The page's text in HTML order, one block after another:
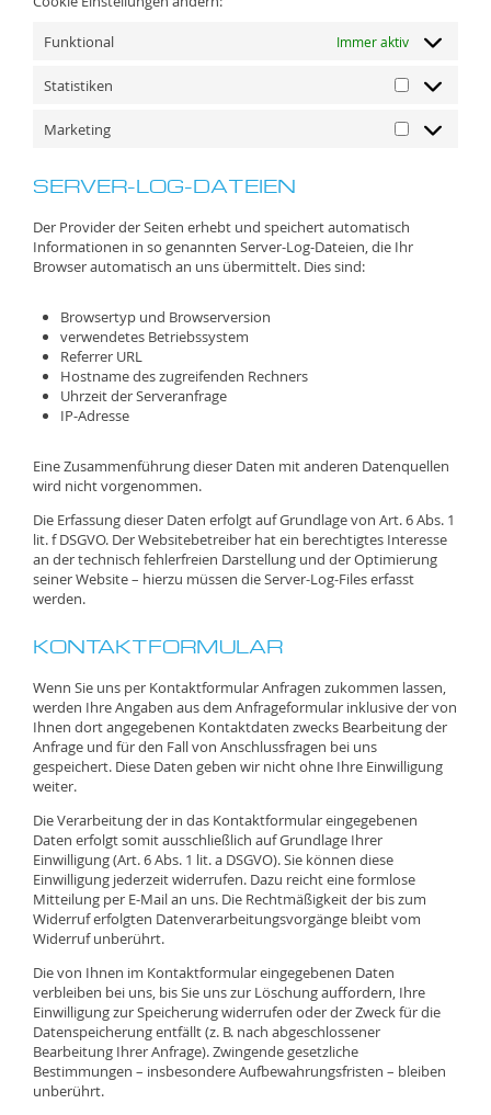
Funktional Immer aktiv
Statistiken
Statistiken
Marketing
Marketing
SERVER-LOG-DATEIEN
Der Provider der Seiten erhebt und speichert automatisch
Informationen in so genannten Server-Log-Dateien, die Ihr
Browser automatisch an uns übermittelt. Dies sind:
Browsertyp und Browserversion
verwendetes Betriebssystem
Referrer URL
Hostname des zugreifenden Rechners
Uhrzeit der Serveranfrage
IP-Adresse
Eine Zusammenführung dieser Daten mit anderen Datenquellen
wird nicht vorgenommen.
Die Erfassung dieser Daten erfolgt auf Grundlage von Art. 6 Abs. 1
lit. f DSGVO. Der Websitebetreiber hat ein berechtigtes Interesse
an der technisch fehlerfreien Darstellung und der Optimierung
seiner Website – hierzu müssen die Server-Log-Files erfasst
werden.
KONTAKTFORMULAR
Wenn Sie uns per Kontaktformular Anfragen zukommen lassen,
werden Ihre Angaben aus dem Anfrageformular inklusive der von
Ihnen dort angegebenen Kontaktdaten zwecks Bearbeitung der
Anfrage und für den Fall von Anschlussfragen bei uns
gespeichert. Diese Daten geben wir nicht ohne Ihre Einwilligung
weiter.
Die Verarbeitung der in das Kontaktformular eingegebenen
Daten erfolgt somit ausschließlich auf Grundlage Ihrer
Einwilligung (Art. 6 Abs. 1 lit. a DSGVO). Sie können diese
Einwilligung jederzeit widerrufen. Dazu reicht eine formlose
Mitteilung per E-Mail an uns. Die Rechtmäßigkeit der bis zum
Widerruf erfolgten Datenverarbeitungsvorgänge bleibt vom
Widerruf unberührt.
Die von Ihnen im Kontaktformular eingegebenen Daten
verbleiben bei uns, bis Sie uns zur Löschung auffordern, Ihre
Einwilligung zur Speicherung widerrufen oder der Zweck für die
Datenspeicherung entfällt (z. B. nach abgeschlossener
Bearbeitung Ihrer Anfrage). Zwingende gesetzliche
Bestimmungen – insbesondere Aufbewahrungsfristen – bleiben
unberührt.